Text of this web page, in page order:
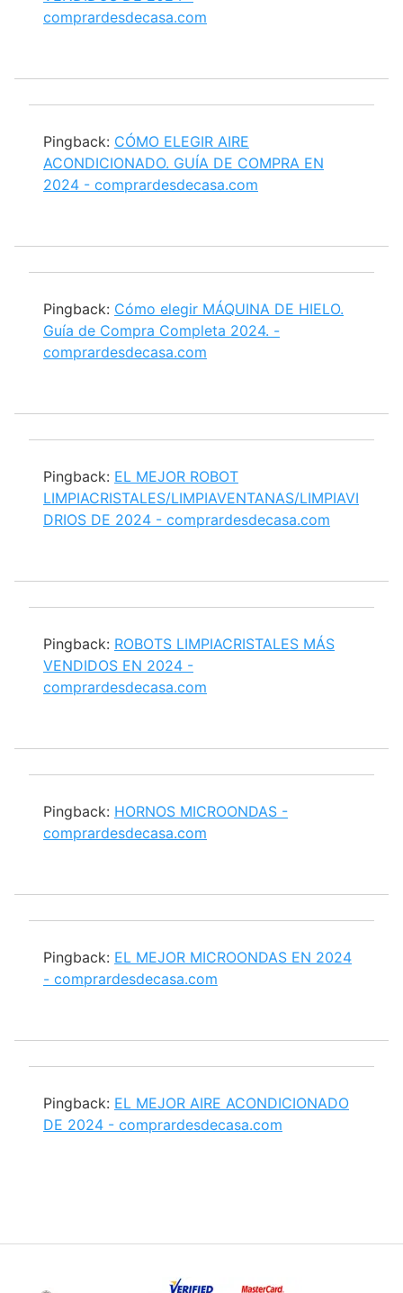
comprardesdecasa.com
Pingback: CÓMO ELEGIR AIRE
ACONDICIONADO. GUÍA DE COMPRA EN
2024 - comprardesdecasa.com
Pingback: Cómo elegir MÁQUINA DE HIELO.
Guía de Compra Completa 2024. -
comprardesdecasa.com
Pingback: EL MEJOR ROBOT
LIMPIACRISTALES/LIMPIAVENTANAS/LIMPIAVI
DRIOS DE 2024 - comprardesdecasa.com
Pingback: ROBOTS LIMPIACRISTALES MÁS
VENDIDOS EN 2024 -
comprardesdecasa.com
Pingback: HORNOS MICROONDAS -
comprardesdecasa.com
Pingback: EL MEJOR MICROONDAS EN 2024
- comprardesdecasa.com
Pingback: EL MEJOR AIRE ACONDICIONADO
DE 2024 - comprardesdecasa.com